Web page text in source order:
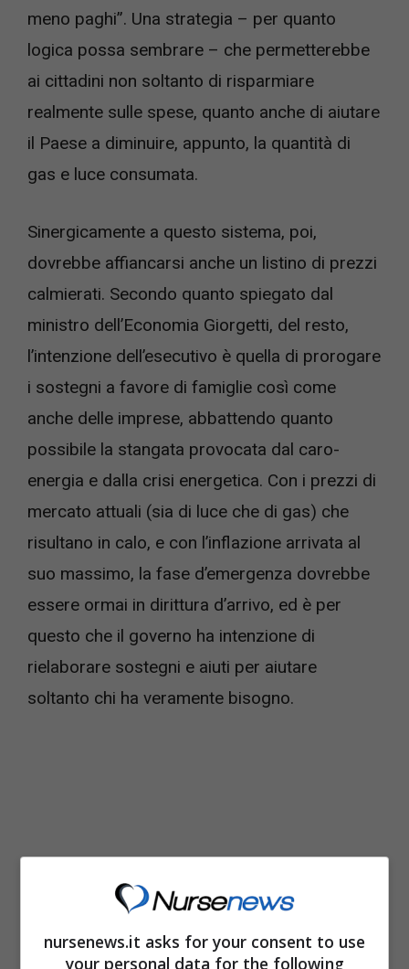
meno paghi”. Una strategia – per quanto
logica possa sembrare – che permetterebbe
ai cittadini non soltanto di risparmiare
realmente sulle spese, quanto anche di aiutare
il Paese a diminuire, appunto, la quantità di
gas e luce consumata.
Sinergicamente a questo sistema, poi,
dovrebbe affiancarsi anche un listino di prezzi
calmierati. Secondo quanto spiegato dal
ministro dell’Economia Giorgetti, del resto,
l’intenzione dell’esecutivo è quella di prorogare
i sostegni a favore di famiglie così come
anche delle imprese, abbattendo quanto
possibile la stangata provocata dal caro-
energia e dalla crisi energetica. Con i prezzi di
mercato attuali (sia di luce che di gas) che
risultano in calo, e con l’inflazione arrivata al
suo massimo, la fase d’emergenza dovrebbe
essere ormai in dirittura d’arrivo, ed è per
questo che il governo ha intenzione di
rielaborare sostegni e aiuti per aiutare
soltanto chi ha veramente bisogno.
nursenews.it asks for your consent to use
your personal data for the following